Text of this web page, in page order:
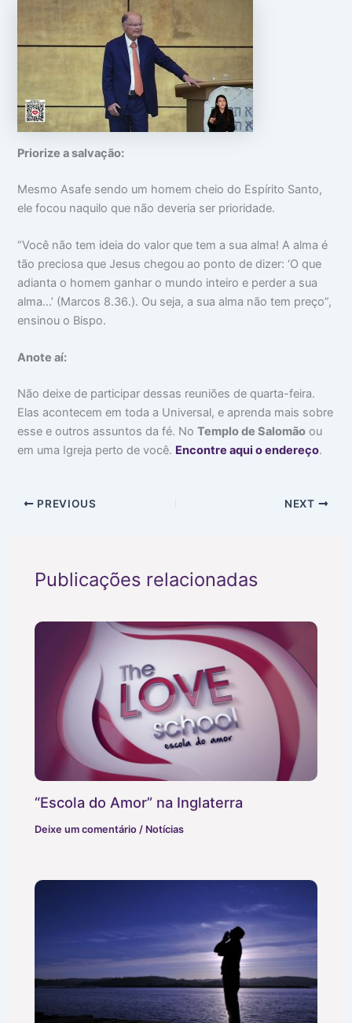
Priorize a salvação:
Mesmo Asafe sendo um homem cheio do Espírito Santo,
ele focou naquilo que não deveria ser prioridade.
“Você não tem ideia do valor que tem a sua alma! A alma é
tão preciosa que Jesus chegou ao ponto de dizer: ‘O que
adianta o homem ganhar o mundo inteiro e perder a sua
alma…’ (Marcos 8.36.). Ou seja, a sua alma não tem preço”,
ensinou o Bispo.
Anote aí:
Não deixe de participar dessas reuniões de quarta-feira.
Elas acontecem em toda a Universal, e aprenda mais sobre
esse e outros assuntos da fé. NoTemplo de Salomão ou
em uma Igreja perto de você. Encontre aqui o endereço.
PREVIOUS NEXT
Publicações relacionadas
“Escola do Amor” na Inglaterra
Deixe um comentário / Notícias